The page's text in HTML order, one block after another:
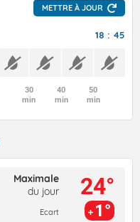
METTRE À JOUR
18 : 45
30
min
40
min
50
min
Maximale
du jour
Ecart
24°
1°